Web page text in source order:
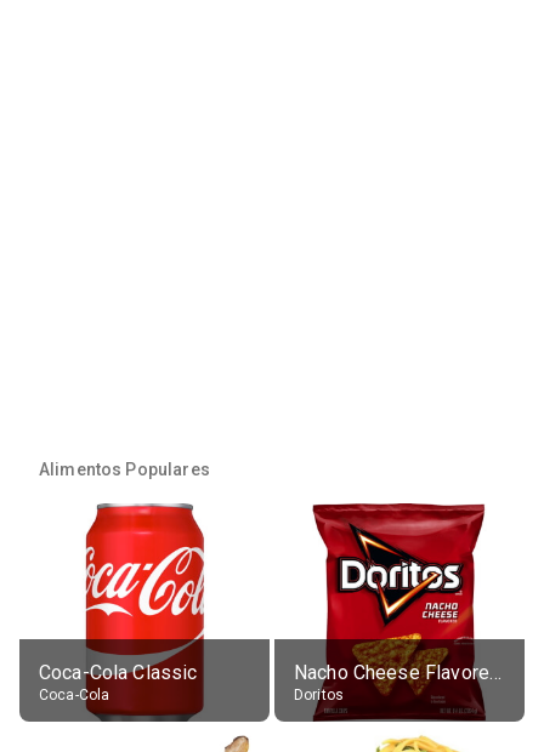
Alimentos Populares
Coca-Cola Classic
Coca-Cola
Nacho Cheese Flavored Tortilla Chips
Doritos